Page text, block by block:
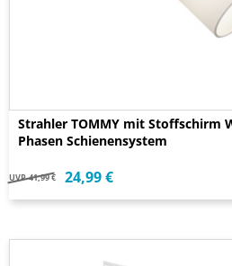
Strahler TOMMY mit Stoffschirm
Phasen Schienensystem
UVP 41,99 € 24,99 €